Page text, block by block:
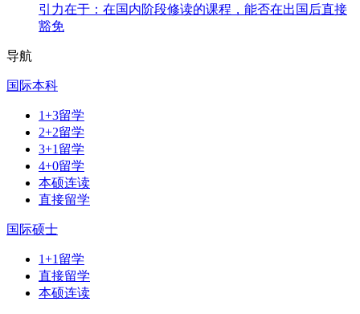
引力在于：在国内阶段修读的课程，能否在出国后直接
豁免
导航
国际本科
1+3留学
2+2留学
3+1留学
4+0留学
本硕连读
直接留学
国际硕士
1+1留学
直接留学
本硕连读